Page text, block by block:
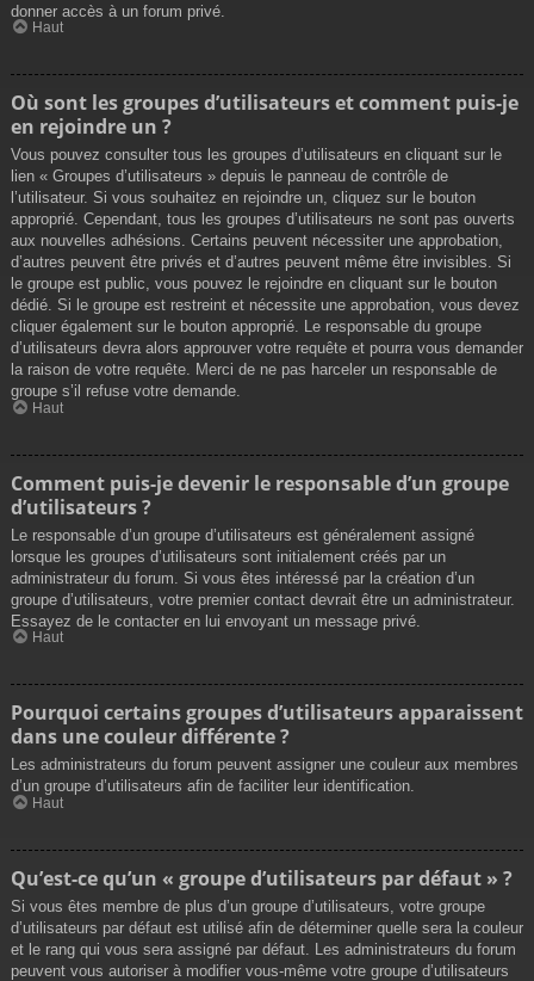
donner accès à un forum privé.
Haut
Où sont les groupes d’utilisateurs et comment puis-je
en rejoindre un ?
Vous pouvez consulter tous les groupes d’utilisateurs en cliquant sur le
lien « Groupes d’utilisateurs » depuis le panneau de contrôle de
l’utilisateur. Si vous souhaitez en rejoindre un, cliquez sur le bouton
approprié. Cependant, tous les groupes d’utilisateurs ne sont pas ouverts
aux nouvelles adhésions. Certains peuvent nécessiter une approbation,
d’autres peuvent être privés et d’autres peuvent même être invisibles. Si
le groupe est public, vous pouvez le rejoindre en cliquant sur le bouton
dédié. Si le groupe est restreint et nécessite une approbation, vous devez
cliquer également sur le bouton approprié. Le responsable du groupe
d’utilisateurs devra alors approuver votre requête et pourra vous demander
la raison de votre requête. Merci de ne pas harceler un responsable de
groupe s’il refuse votre demande.
Haut
Comment puis-je devenir le responsable d’un groupe
d’utilisateurs ?
Le responsable d’un groupe d’utilisateurs est généralement assigné
lorsque les groupes d’utilisateurs sont initialement créés par un
administrateur du forum. Si vous êtes intéressé par la création d’un
groupe d’utilisateurs, votre premier contact devrait être un administrateur.
Essayez de le contacter en lui envoyant un message privé.
Haut
Pourquoi certains groupes d’utilisateurs apparaissent
dans une couleur différente ?
Les administrateurs du forum peuvent assigner une couleur aux membres
d’un groupe d’utilisateurs afin de faciliter leur identification.
Haut
Qu’est-ce qu’un « groupe d’utilisateurs par défaut » ?
Si vous êtes membre de plus d’un groupe d’utilisateurs, votre groupe
d’utilisateurs par défaut est utilisé afin de déterminer quelle sera la couleur
et le rang qui vous sera assigné par défaut. Les administrateurs du forum
peuvent vous autoriser à modifier vous-même votre groupe d’utilisateurs